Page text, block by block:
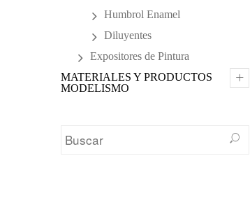
Humbrol Enamel
Diluyentes
Expositores de Pintura
+
MATERIALES Y PRODUCTOS
MODELISMO